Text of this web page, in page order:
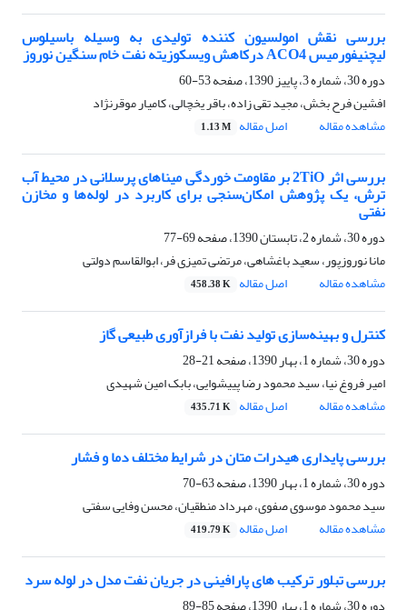
بررسی نقش امولسیون کننده تولیدی به وسیله باسیلوس
لیچنیفورمیس ACO4 درکاهش ویسکوزیته نفت خام سنگین نوروز
دوره 30، شماره 3، پاییز 1390، صفحه
53-60
افشین فرح بخش، مجید تقی زاده، باقر یخچالی، کامیار موقرنژاد
مشاهده مقاله
اصل مقاله 1.13 M
بررسی اثر 2TiO بر مقاومت خوردگی مینا‌های پرسلانی در محیط آب
ترش، یک پژوهش امکان‌سنجی برای کاربرد در لوله‌ها و مخازن
نفتی
دوره 30، شماره 2، تابستان 1390، صفحه
69-77
مانا نوروزپور، سعید باغشاهی، مرتضی تمیزی فر، ابوالقاسم دولتی
مشاهده مقاله
اصل مقاله 458.38 K
کنترل و بهینه‌سازی تولید نفت با فرازآوری طبیعی گاز
دوره 30، شماره 1، بهار 1390، صفحه
21-28
امیر فروغ نیا، سید محمود رضا پییشوایی، بابک امین شهیدی
مشاهده مقاله
اصل مقاله 435.71 K
بررسی پایداری هیدرات متان در شرایط مختلف دما و فشار
دوره 30، شماره 1، بهار 1390، صفحه
63-70
سید محمود موسوی صفوی، مهرداد منطقیان، محسن وفایی سفتی
مشاهده مقاله
اصل مقاله 419.79 K
بررسی تبلور ترکیب های پارافینی در جریان نفت مدل در لوله سرد